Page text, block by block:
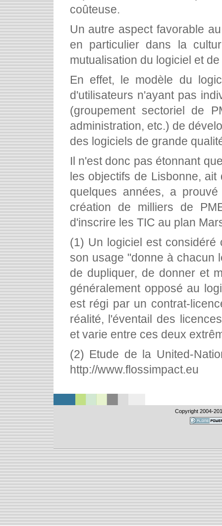
coûteuse.
Un autre aspect favorable
en particulier dans la
mutualisation du logiciel et
En effet, le modèle du
d'utilisateurs n'ayant pas
(groupement sectoriel de
administration, etc.) de
des logiciels de grande
Il n'est donc pas étonnant
les objectifs de Lisbonne,
quelques années, a
création de milliers de
d'inscrire les TIC au plan
(1) Un logiciel est considéré
son usage "donne à chacun
de dupliquer, de donner et
généralement opposé au
est régi par un contrat-
réalité, l'éventail des
et varie entre ces deux
(2) Etude de la United-
http://www.flossimpact.eu
Copyright 2004-